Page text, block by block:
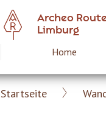
Archeo Route
Limburg
Home
Startseite